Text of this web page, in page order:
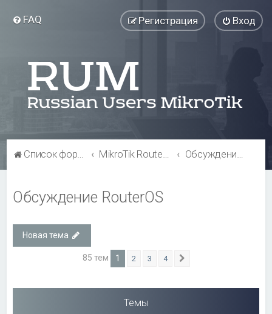
FAQ Вход
Регистрация
Список форумов MikroTik RouterOS Обсуждение RouterOS
Обсуждение RouterOS
Новая тема
85 тем 1 2 3 4
Темы